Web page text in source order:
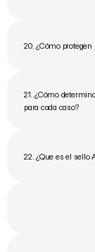
20. ¿Cómo
21. ¿Cómo
para cada caso?
22. ¿Que es el sello